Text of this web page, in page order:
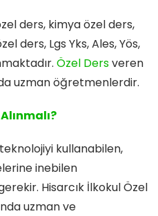
ders, kimya özel ders,
ders, Lgs Yks, Ales, Yös,
Özel Dersveren
uzman öğretmenlerdir.
kullanabilen,
inebilen
Hisarcık İlkokul Özel
uzman ve